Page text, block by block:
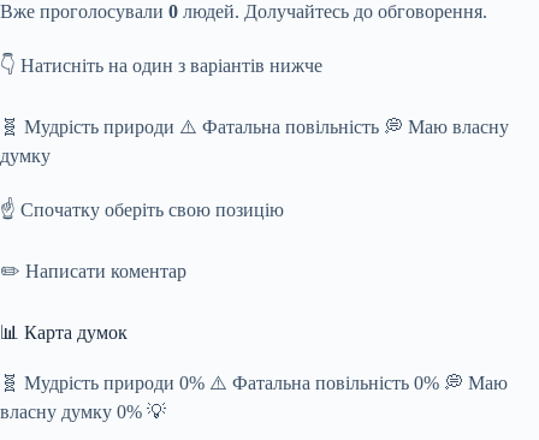
Вже проголосували 0 людей. Долучайтесь до обговорення.
👇 Натисніть на один з варіантів нижче
🧬 Мудрість природи ⚠️ Фатальна повільність 💭 Маю власну
думку
☝️ Спочатку оберіть свою позицію
✏️ Написати коментар
📊 Карта думок
🧬 Мудрість природи 0% ⚠️ Фатальна повільність 0% 💭 Маю
власну думку 0% 💡